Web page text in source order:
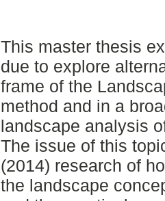
This master thesis
due to explore
frame of the
method and in a
landscape analysis
The issue of this
(2014) research of
the landscape